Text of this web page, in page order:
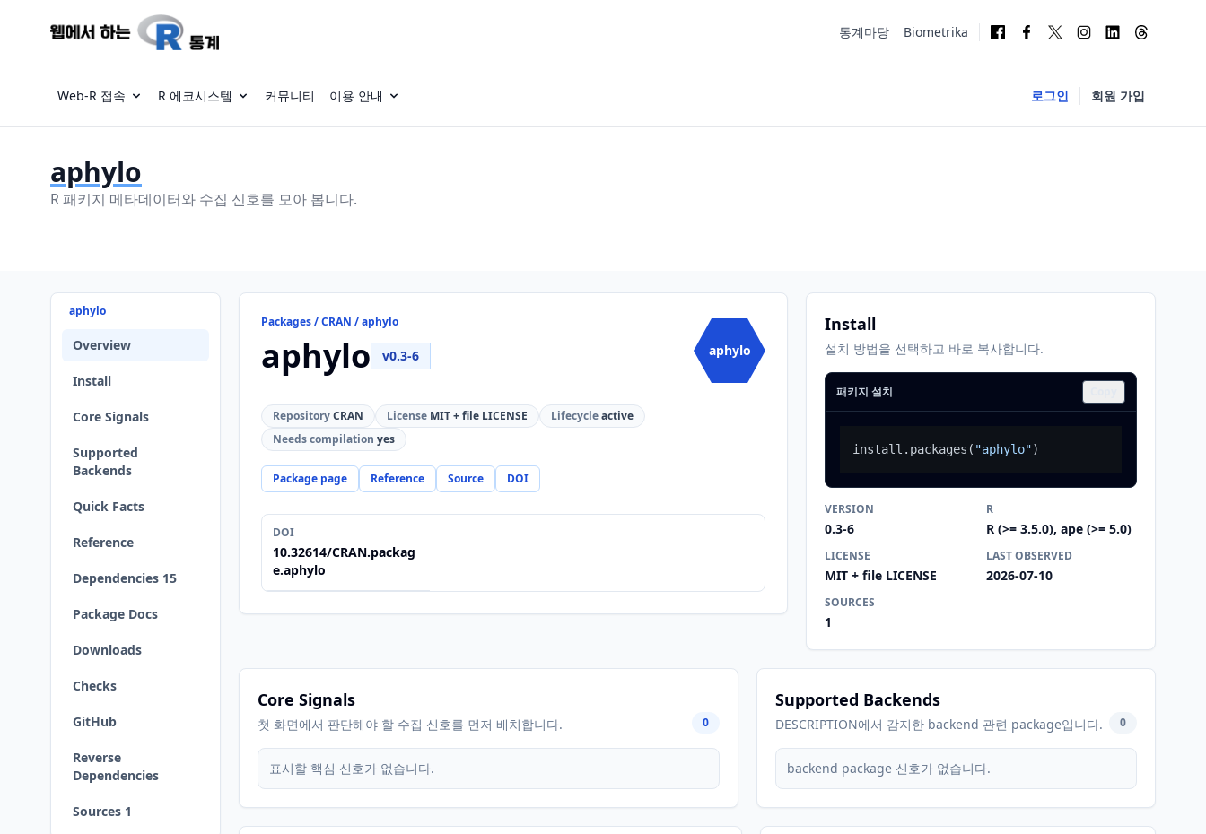
통계마당 Biometrika
Web-R 접속 R 에코시스템 커뮤니티 이용 안내 로그인 회원 가입
aphylo
R 패키지 메타데이터와 수집 신호를 모아 봅니다.
aphylo
Overview
Install
Core Signals
Supported
Backends
Quick Facts
Reference
Dependencies 15
Package Docs
Downloads
Checks
GitHub
Reverse
Dependencies
Sources 1
Packages / CRAN / aphylo
aphylo v0.3-6 aphylo
RepositoryCRAN License MIT + file LICENSE Lifecycleactive
Needs compilation yes
Package page Reference Source DOI
DOI
10.32614/CRAN.packag
e.aphylo
Install
설치 방법을 선택하고 바로 복사합니다.
패키지 설치
install.packages ( "aphylo")
VERSION
0.3-6
R
R (>= 3.5.0), ape (>= 5.0)
LICENSE
MIT + file LICENSE
LAST OBSERVED
2026-07-10
SOURCES
1
Core Signals
첫 화면에서 판단해야 할 수집 신호를 먼저 배치합니다. 0
표시할 핵심 신호가 없습니다.
Supported Backends
DESCRIPTION에서 감지한 backend 관련 package입니다. 0
backend package 신호가 없습니다.